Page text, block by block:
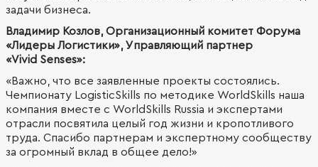
задачи бизнеса.
Владимир Козлов, Организационный комитет Форума
«Лидеры Логистики», Управляющий партнер
«Vivid Senses»:
«Важно, что все заявленные проекты состоялись.
Чемпионату LogisticSkills по методике WorldSkills наша
компания вместе с WorldSkills Russia и экспертами
отрасли посвятила целый год жизни и кропотливого
труда. Спасибо партнерам и экспертному сообществу
за огромный вклад в общее дело!»